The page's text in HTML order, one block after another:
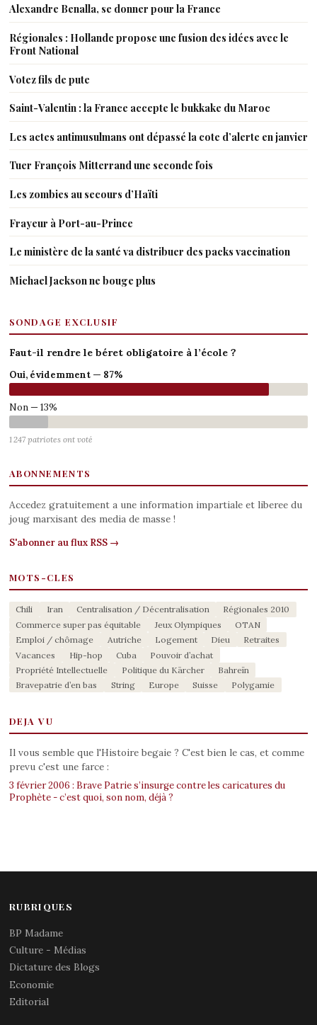
Alexandre Benalla, se donner pour la France
Régionales : Hollande propose une fusion des idées avec le
Front National
Votez fils de pute
Saint-Valentin : la France accepte le bukkake du Maroc
Les actes antimusulmans ont dépassé la cote d’alerte en janvier
Tuer François Mitterrand une seconde fois
Les zombies au secours d’Haïti
Frayeur à Port-au-Prince
Le ministère de la santé va distribuer des packs vaccination
Michael Jackson ne bouge plus
SONDAGE EXCLUSIF
Faut-il rendre le béret obligatoire à l’école ?
Oui, évidemment — 87%
Non — 13%
1 247 patriotes ont voté
ABONNEMENTS
Accedez gratuitement a une information impartiale et liberee du
joug marxisant des media de masse !
S'abonner au flux RSS →
MOTS-CLES
Chili Iran Centralisation / Décentralisation
Régionales 2010
Commerce super pas équitable
Jeux Olympiques
OTAN
Emploi / chômage
Autriche Logement Dieu
Retraites
Vacances
Hip-hop Cuba
Pouvoir d’achat
Propriété Intellectuelle
Politique du Kärcher
Bahreïn
Bravepatrie d’en bas
String Europe Suisse Polygamie
DEJA VU
Il vous semble que l'Histoire begaie ? C'est bien le cas, et comme
prevu c'est une farce :
3 février 2006 : Brave Patrie s’insurge contre les caricatures du
Prophète - c’est quoi, son nom, déjà ?
RUBRIQUES
BP Madame
Culture - Médias
Dictature des Blogs
Economie
Editorial